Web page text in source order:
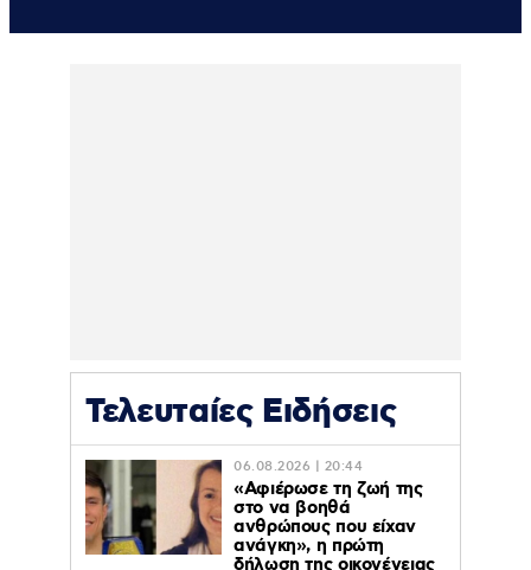
Τελευταίες Ειδήσεις
06.08.2026 | 20:44
«Αφιέρωσε τη ζωή της
στο να βοηθά
ανθρώπους που είχαν
ανάγκη», η πρώτη
δήλωση της οικογένειας